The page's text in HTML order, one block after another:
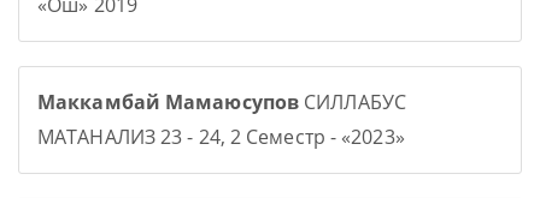
Маккамбай Мамаюсупов СИЛЛАБУС
МАТАНАЛИЗ 23 - 24, 2 Семестр - «2023»